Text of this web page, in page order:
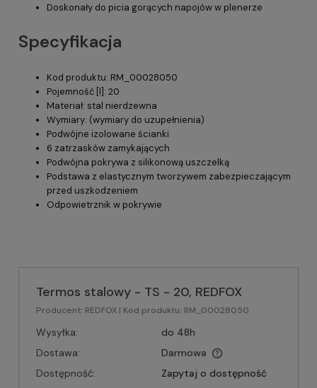
Doskonały do picia gorących napojów w plenerze
Specyfikacja
Kod produktu: RM_00028050
Pojemność [l]: 20
Materiał: stal nierdzewna
Wymiary: (wymiary do uzupełnienia)
Podwójne izolowane ścianki
6 zatrzasków zamykających
Podwójna pokrywa z silikonową uszczelką
Podstawa z elastycznym tworzywem zabezpieczającym
przed uszkodzeniem
Odpowietrznik w pokrywie
Termos stalowy - TS - 20, REDFOX
Producent: REDFOX | Kod produktu: RM_00028050
Wysyłka:
do 48h
Dostawa:
Darmowa
Dostępność:
Zapytaj o dostępność